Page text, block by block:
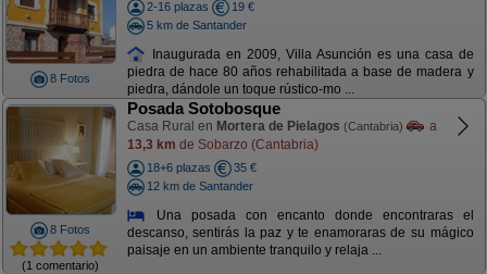
8 Fotos
2-16 plazas
19 €
5 km de Santander
Inaugurada en 2009, Villa Asunción es una casa de
piedra de hace 80 años rehabilitada a base de madera y
piedra, dándole un toque rústico-mo ...
8 Fotos
(1 comentario)
Posada Sotobosque
Casa Rural en Mortera de Pielagos (Cantabria)
a
13,3 km de Sobarzo (Cantabria)
18+6 plazas
35 €
12 km de Santander
Una posada con encanto donde encontraras el
descanso, sentirás la paz y te enamoraras de su mágico
paisaje en un ambiente tranquilo y relaja ...